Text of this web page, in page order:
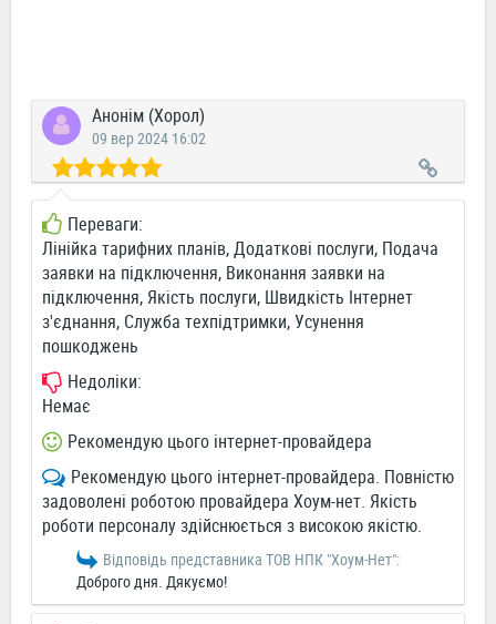
Анонім (Хорол)
09 вер 2024 16:02
Переваги:
Лінійка тарифних планів, Додаткові послуги, Подача
заявки на підключення, Виконання заявки на
підключення, Якість послуги, Швидкість Інтернет
з'єднання, Служба техпідтримки, Усунення
пошкоджень
Недоліки:
Немає
Рекомендую цього інтернет-провайдера
Рекомендую цього інтернет-провайдера. Повністю
задоволені роботою провайдера Хоум-нет. Якість
роботи персоналу здійснюється з високою якістю.
Відповідь представника ТОВ НПК "Хоум-Нет":
Доброго дня. Дякуємо!